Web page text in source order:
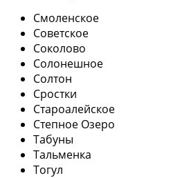
Смоленское
Советское
Соколово
Солонешное
Солтон
Сростки
Староалейское
Степное Озеро
Табуны
Тальменка
Тогул